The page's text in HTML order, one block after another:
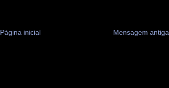
Mensagem antiga
Página inicial